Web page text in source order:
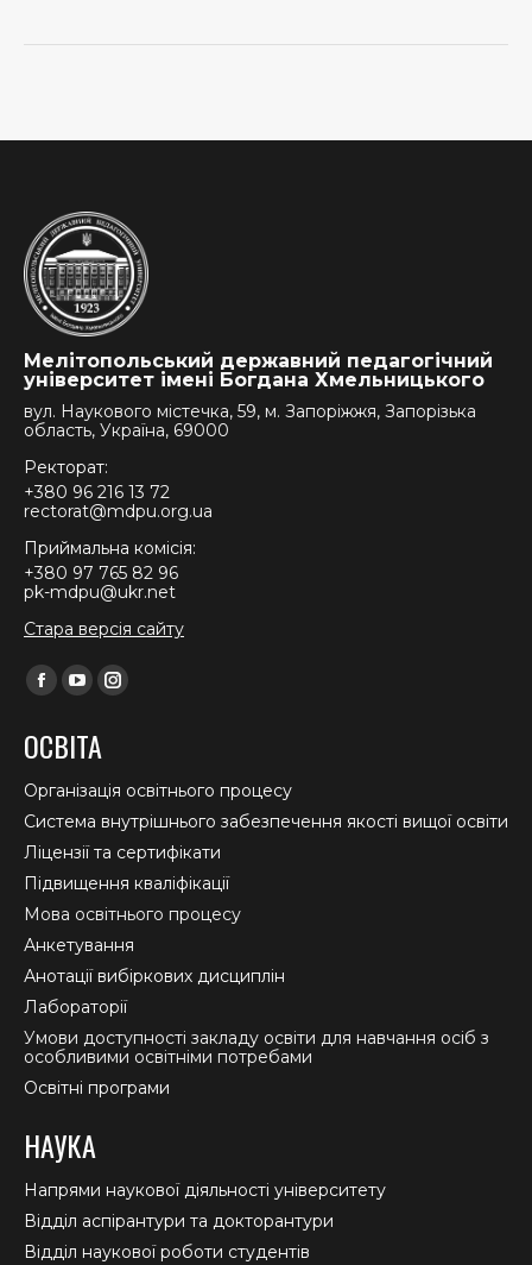
Мелітопольський державний педагогічний
університет імені Богдана Хмельницького
вул. Наукового містечка, 59, м. Запоріжжя, Запорізька
область, Україна, 69000
Ректорат:
+380 96 216 13 72
rectorat@mdpu.org.ua
Приймальна комісія:
+380 97 765 82 96
pk-mdpu@ukr.net
Стара версія сайту
Find us on:
Facebook
opens
in
new
window
YouTube
opens
in
new
window
Instagram
in
new
window
ОСВІТА
Організація освітнього процесу
Система внутрішнього забезпечення якості вищої освіти
Ліцензії та сертифікати
Підвищення кваліфікації
Мова освітнього процесу
Анкетування
Анотації вибіркових дисциплін
Лабораторії
Умови доступності закладу освіти для навчання осіб з
особливими освітніми потребами
Освітні програми
НАУКА
Напрями наукової діяльності університету
Відділ аспірантури та докторантури
Відділ наукової роботи студентів